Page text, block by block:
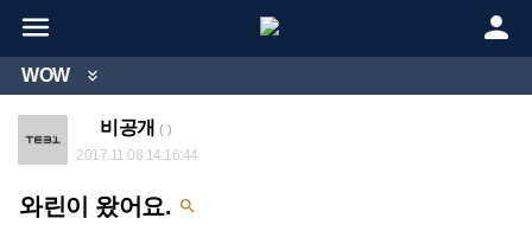
 
WOW 
비공개 ( )
2017.11.08 14:16:44
와린이 왔어요. 